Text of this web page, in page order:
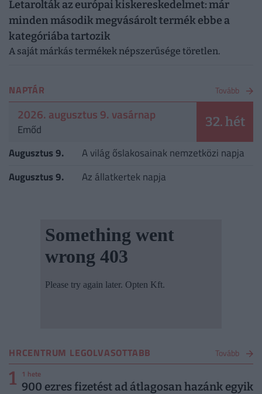
Letarolták az európai kiskereskedelmet: már
minden második megvásárolt termék ebbe a
kategóriába tartozik
A saját márkás termékek népszerűsége töretlen.
NAPTÁR Tovább
2026. augusztus 9. vasárnap
Emőd 32. hét
Augusztus 9.
A világ őslakosainak nemzetközi napja
Augusztus 9.
Az állatkertek napja
HRCENTRUM LEGOLVASOTTABB Tovább
1 1 hete
900 ezres fizetést ad átlagosan hazánk egyik